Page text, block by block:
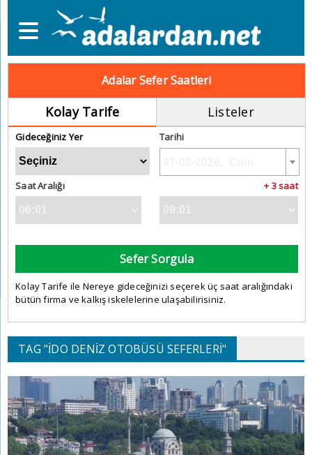
Adalar Sefer Saatleri
Kolay Tarife Listeler
Gideceğiniz Yer Tarihi
Saat Aralığı + 3 saat
Sefer Sorgula
Kolay Tarife ile Nereye gideceğinizi seçerek üç saat aralığındaki
bütün firma ve kalkış iskelelerine ulaşabilirisiniz.
TAG "İDO DENIZ OTOBÜSÜ SEFERLERI"